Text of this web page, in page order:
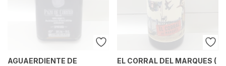
AGUAERDIENTE DE
EL CORRAL DEL MARQUES (